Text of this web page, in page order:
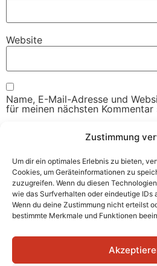
Zustimmung
Um dir ein optimales Erlebnis zu bieten,
Cookies, um Geräteinformationen zu
zuzugreifen. Wenn du diesen
wie das Surfverhalten oder eindeutige IDs
Wenn du deine Zustimmung nicht erteilst
bestimmte Merkmale und Funktionen
Website
Name, E-Mail-Adresse und
für meinen nächsten Kommentar